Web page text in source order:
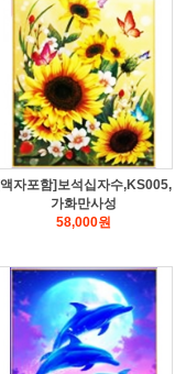
자포함]보석십자수,KS005,
가화만사성
58,000원